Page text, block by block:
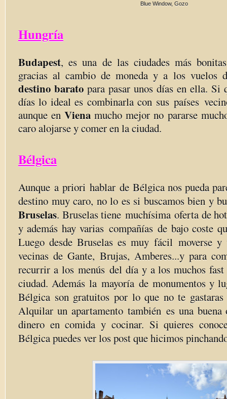
Blue Window, Gozo
Hungría
Budapest, es una de las ciudades más
gracias al cambio de moneda y a los vuelos
destino barato para pasar unos días en ella. Si
días lo ideal es combinarla con sus países
aunque enVienamucho mejor no pararse
caro alojarse y comer en la ciudad.
Bélgica
Aunque a priori hablar de Bélgica nos pueda
destino muy caro, no lo es si buscamos bien y
Bruselas. Bruselas tiene muchísima oferta de
y además hay varias compañías de bajo coste
Luego desde Bruselas es muy fácil moverse y
vecinas de Gante, Brujas, Amberes...y para
recurrir a los menús del día y a los muchos
ciudad. Además la mayoría de monumentos y
Bélgica son gratuitos por lo que no te gastaras
Alquilar un apartamento también es una buena
dinero en comida y cocinar. Si quieres
Bélgica puedes ver los post que hicimos